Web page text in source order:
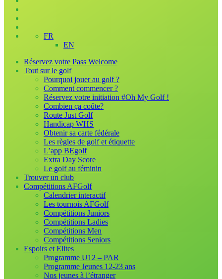
FR
EN
Réservez votre Pass Welcome
Tout sur le golf
Pourquoi jouer au golf ?
Comment commencer ?
Réservez votre initiation #Oh My Golf !
Combien ça coûte?
Route Just Golf
Handicap WHS
Obtenir sa carte fédérale
Les règles de golf et étiquette
L’app BEgolf
Extra Day Score
Le golf au féminin
Trouver un club
Compétitions AFGolf
Calendrier interactif
Les tournois AFGolf
Compétitions Juniors
Compétitions Ladies
Compétitions Men
Compétitions Seniors
Espoirs et Elites
Programme U12 – PAR
Programme Jeunes 12-23 ans
Nos jeunes à l’étranger